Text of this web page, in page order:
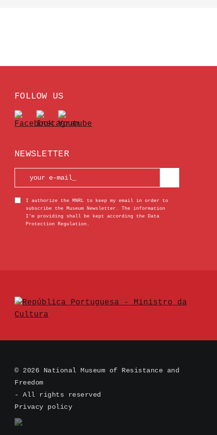
FOLLOW US
NEWSLETTER
I authorize the MNRL to keep my email in order to
subscribe the Museum Newsletter. The information
I’m providing shall be kept according the Data
Protection Regulation.
© 2026 National Museum of Resistance and
Freedom
- All rights reserved
Privacy policy